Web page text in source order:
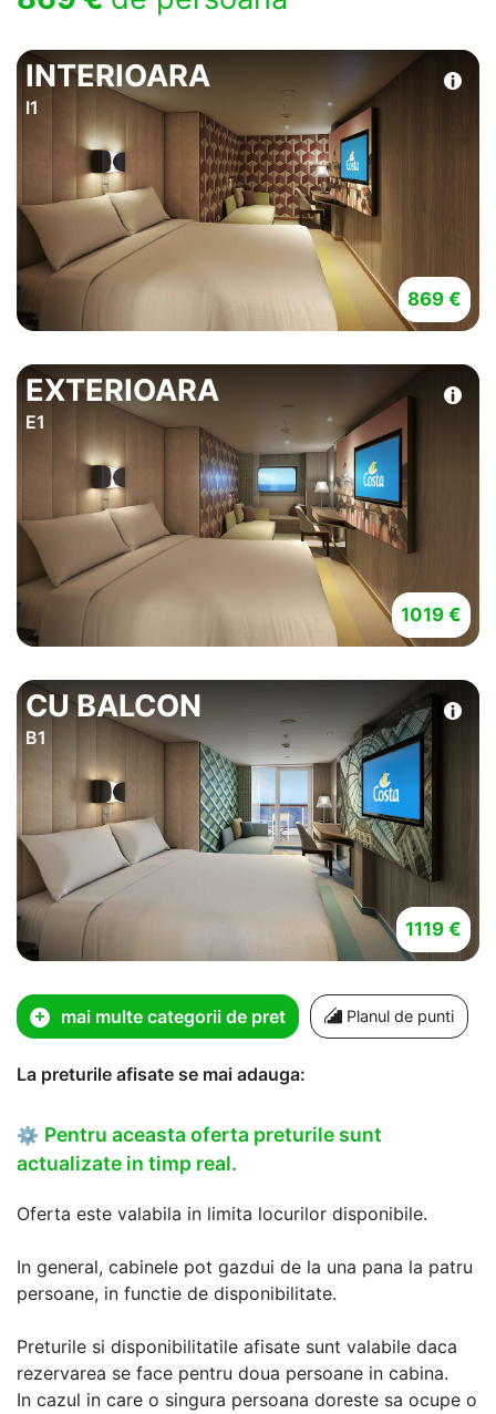
INTERIOARA
I1
869 €
EXTERIOARA
E1
1019 €
CU BALCON
B1
1119 €
mai multe categorii de pret Planul de punti
La preturile afisate se mai adauga:
⚙ Pentru aceasta oferta preturile sunt
actualizate in timp real.
Oferta este valabila in limita locurilor disponibile.
In general, cabinele pot gazdui de la una pana la patru
persoane, in functie de disponibilitate.
Preturile si disponibilitatile afisate sunt valabile daca
rezervarea se face pentru doua persoane in cabina.
In cazul in care o singura persoana doreste sa ocupe o